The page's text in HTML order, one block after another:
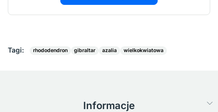
Tagi: rhododendron gibraltar azalia wielkokwiatowa
Informacje